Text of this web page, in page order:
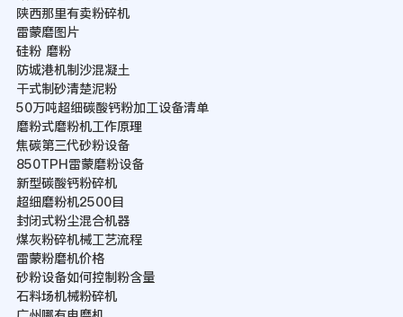
陕西那里有卖粉碎机
雷蒙磨图片
硅粉 磨粉
防城港机制沙混凝土
干式制砂清楚泥粉
50万吨超细碳酸钙粉加工设备清单
磨粉式磨粉机工作原理
焦碳第三代砂粉设备
850TPH雷蒙磨粉设备
新型碳酸钙粉碎机
超细磨粉机2500目
封闭式粉尘混合机器
煤灰粉碎机械工艺流程
雷蒙粉磨机价格
砂粉设备如何控制粉含量
石料场机械粉碎机